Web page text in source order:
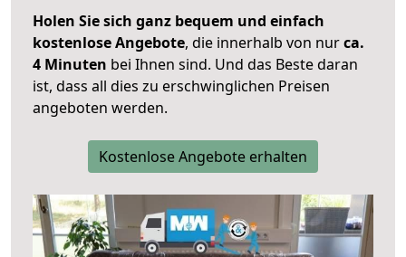
Holen Sie sich ganz bequem und einfach
kostenlose Angebote, die innerhalb von nurca.
4 Minuten bei Ihnen sind. Und das Beste daran
ist, dass all dies zu erschwinglichen Preisen
angeboten werden.
Kostenlose Angebote erhalten